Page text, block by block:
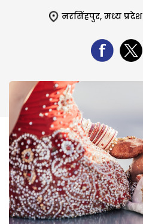
नरसिंहपुर, मध्य प्रदेश